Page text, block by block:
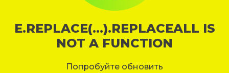
E.REPLACE(...).REPLACEALL IS
NOT A FUNCTION
Попробуйте обновить